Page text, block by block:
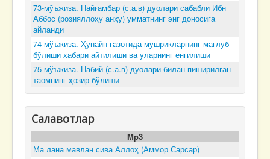
73-мўъжиза. Пайғамбар (с.а.в) дуолари сабабли Ибн
Аббос (розияллоҳу анҳу) умматнинг энг доносига
айланди
74-мўъжиза. Ҳунайн ғазотида мушрикларнинг мағлуб
бўлиши хабари айтилиши ва уларнинг енгилиши
75-мўъжиза. Набий (с.а.в) дуолари билан пиширилган
таомнинг ҳозир бўлиши
Салавотлар
Mp3
Ма лана мавлан сива Аллоҳ (Аммор Сарсар)